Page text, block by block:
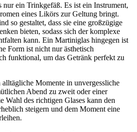
ein Trinkgefäß. Es ist ein Instrument,
eines Likörs zur Geltung bringt.
so gestaltet, dass sie eine großzügige
bieten, sodass sich der komplexe
kann. Ein Martiniglas hingegen ist
Form ist nicht nur ästhetisch
funktional, um das Getränk perfekt zu
Momente in unvergessliche
Abend zu zweit oder einer
Wahl des richtigen Glases kann den
steigern und dem Moment eine